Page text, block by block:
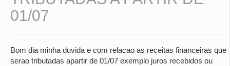
01/07
Bom dia minha duvida e com relacao as receitas financeiras que
serao tributadas apartir de 01/07 exemplo juros recebidos ou